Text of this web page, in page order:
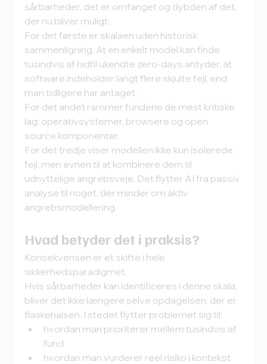
sårbarheder, det er omfanget og dybden af det,
der nu bliver muligt.
For det første er skalaen uden historisk
sammenligning. At en enkelt model kan finde
tusindvis af hidtil ukendte zero-days antyder, at
software indeholder langt flere skjulte fejl, end
man tidligere har antaget.
For det andet rammer fundene de mest kritiske
lag: operativsystemer, browsere og open
source komponenter.
For det tredje viser modellen ikke kun isolerede
fejl, men evnen til at kombinere dem til
udnyttelige angrebsveje. Det flytter AI fra passiv
analyse til noget, der minder om aktiv
angrebsmodellering.
Hvad betyder det i praksis?
Konsekvensen er et skifte i hele
sikkerhedsparadigmet.
Hvis sårbarheder kan identificeres i denne skala,
bliver det ikke længere selve opdagelsen, der er
flaskehalsen. I stedet flytter problemet sig til:
hvordan man prioriterer mellem tusindvis af
fund
hvordan man vurderer reel risiko i kontekst